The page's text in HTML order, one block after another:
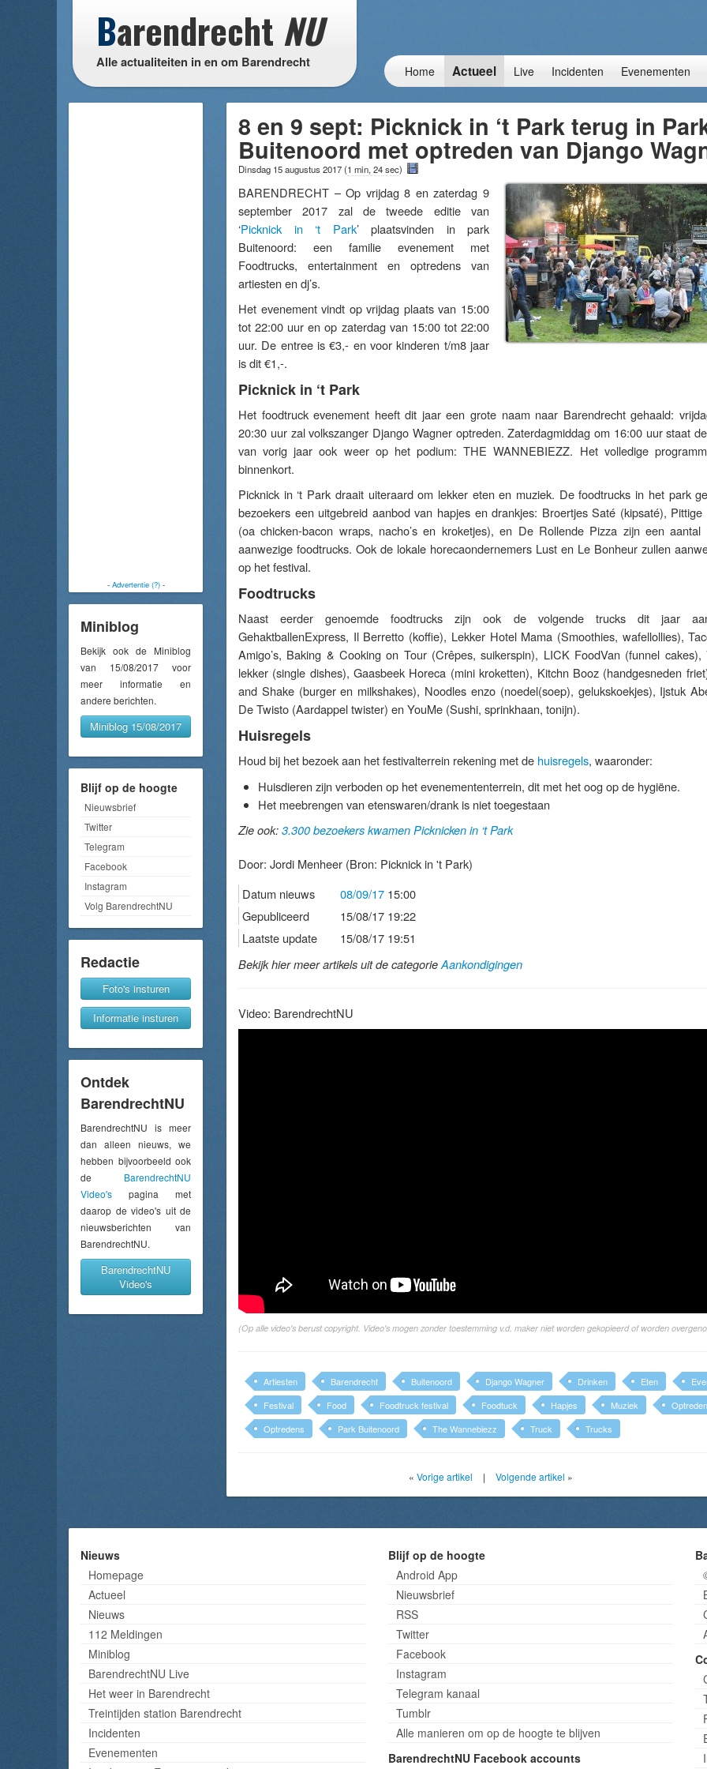
Barendrecht NU
Alle actualiteiten in en om Barendrecht
Home Actueel Live Incidenten Evenementen
- Advertentie (?)-
Miniblog
Bekijk ook de Miniblog
van 15/08/2017 voor
meer informatie en
andere berichten.
Miniblog 15/08/2017
Blijf op de hoogte
Nieuwsbrief
Twitter
Telegram
Facebook
Instagram
Volg BarendrechtNU
Redactie
Foto's insturen
Informatie insturen
Ontdek
BarendrechtNU
BarendrechtNU is meer
dan alleen nieuws, we
hebben bijvoorbeeld ook
de BarendrechtNU
Video's pagina met
daarop de video's uit de
nieuwsberichten van
BarendrechtNU.
BarendrechtNU
Video's
8 en 9 sept: Picknick in ‘t Park terug in
Buitenoord met optreden van Django
Dinsdag 15 augustus 2017(1 min, 24 sec)
BARENDRECHT – Op vrijdag 8 en zaterdag 9
september 2017 zal de tweede editie van
‘Picknick in ‘t Park’ plaatsvinden in park
Buitenoord: een familie evenement met
Foodtrucks, entertainment en optredens van
artiesten en dj’s.
Het evenement vindt op vrijdag plaats van 15:00
tot 22:00 uur en op zaterdag van 15:00 tot 22:00
uur. De entree is €3,- en voor kinderen t/m8 jaar
is dit €1,-.
Picknick in ‘t Park
Het foodtruck evenement heeft dit jaar een grote naam naar Barendrecht gehaald:
20:30 uur zal volkszanger Django Wagner optreden. Zaterdagmiddag om 16:00 uur staat
van vorig jaar ook weer op het podium: THE WANNEBIEZZ. Het volledige
binnenkort.
Picknick in ‘t Park draait uiteraard om lekker eten en muziek. De foodtrucks in het park
bezoekers een uitgebreid aanbod van hapjes en drankjes: Broertjes Saté (kipsaté), Pittige
(oa chicken-bacon wraps, nacho’s en kroketjes), en De Rollende Pizza zijn een
aanwezige foodtrucks. Ook de lokale horecaondernemers Lust en Le Bonheur zullen
op het festival.
Foodtrucks
Naast eerder genoemde foodtrucks zijn ook de volgende trucks dit jaar
GehaktballenExpress, Il Berretto (koffie), Lekker Hotel Mama (Smoothies, wafellollies),
Amigo’s, Baking & Cooking on Tour (Crêpes, suikerspin), LICK FoodVan (funnel cakes),
lekker (single dishes), Gaasbeek Horeca (mini kroketten), Kitchn Booz (handgesneden
and Shake (burger en milkshakes), Noodles enzo (noedel(soep), gelukskoekjes), Ijstuk
De Twisto (Aardappel twister) en YouMe (Sushi, sprinkhaan, tonijn).
Huisregels
Houd bij het bezoek aan het festivalterrein rekening met de huisregels, waaronder:
Huisdieren zijn verboden op het evenemententerrein, dit met het oog op de hygiëne.
Het meebrengen van etenswaren/drank is niet toegestaan
Zie ook: 3.300 bezoekers kwamen Picknicken in ‘t Park
Door: Jordi Menheer (Bron: Picknick in 't Park)
Datum nieuws
08/09/17 15:00
Gepubliceerd
15/08/17 19:22
Laatste update
15/08/17 19:51
Bekijk hier meer artikels uit de categorieAankondigingen
Video: BarendrechtNU
(Op alle video's berust copyright. Video's mogen zonder toestemming v.d. maker niet worden gekopieerd of worden
Artiesten Barendrecht Buitenoord Django Wagner Drinken Eten
Festival
Food Foodtruck festival Foodtuck Hapjes Muziek
Optreden
Optredens
Park Buitenoord The Wannebiezz Truck Trucks
« Vorige artikel | Volgende artikel »
Nieuws
Homepage
Actueel
Nieuws
112 Meldingen
Miniblog
BarendrechtNU Live
Het weer in Barendrecht
Treintijden station Barendrecht
Incidenten
Evenementen
Blijf op de hoogte
Android App
Nieuwsbrief
RSS
Twitter
Facebook
Instagram
Telegram kanaal
Tumblr
Alle manieren om op de hoogte te blijven
BarendrechtNU Facebook accounts